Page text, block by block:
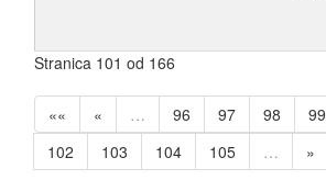
Stranica 101 od 166
«« « … 96 97 98 99
102
103 104 105 … »